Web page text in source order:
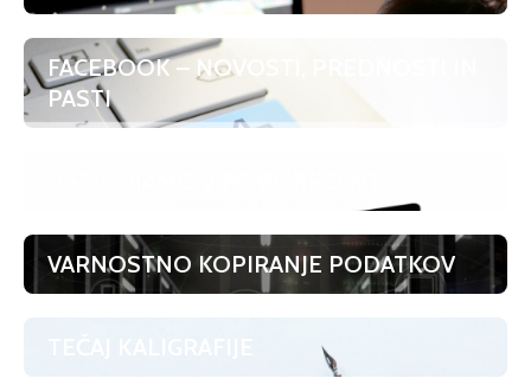
FACEBOOK – NOVOSTI, PREDNOSTI IN
PASTI
VARNOSTNO KOPIRANJE PODATKOV